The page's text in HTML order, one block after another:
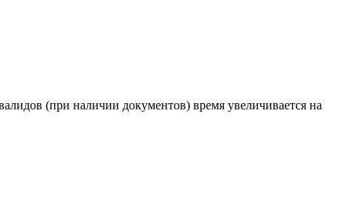
(при наличии документов) время увеличивается на